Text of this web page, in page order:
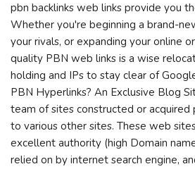
pbn backlinks web links provide you
Whether you're beginning a brand-
your rivals, or expanding your online
quality PBN web links is a wise
holding and IPs to stay clear of
PBN Hyperlinks? An Exclusive Blog
team of sites constructed or
to various other sites. These web
excellent authority (high Domain
relied on by internet search engine,